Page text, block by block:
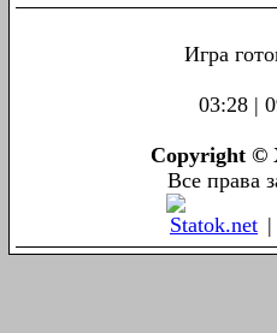
Игра
03:28 |
Copyright ©
Все права
|